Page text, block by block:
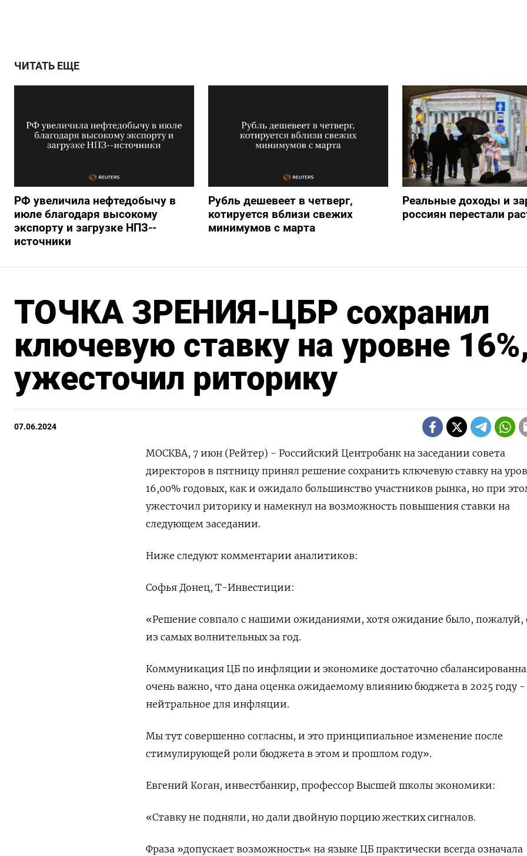
ЧИТАТЬ ЕЩЕ
РФ увеличила нефтедобычу в
июле благодаря высокому
экспорту и загрузке НПЗ--
источники
Рубль дешевеет в четверг,
котируется вблизи свежих
минимумов с марта
Реальные доходы и
россиян перестали
ТОЧКА ЗРЕНИЯ-ЦБР сохранил
ключевую ставку на уровне 16%,
ужесточил риторику
07.06.2024
МОСКВА, 7 июн (Рейтер) - Российский Центробанк на заседании совета
директоров в пятницу принял решение сохранить ключевую ставку на
16,00% годовых, как и ожидало большинство участников рынка, но при
ужесточил риторику и намекнул на возможность повышения ставки на
следующем заседании.
Ниже следуют комментарии аналитиков:
Софья Донец, Т-Инвестиции:
«Решение совпало с нашими ожиданиями, хотя ожидание было,
из самых волнительных за год.
Коммуникация ЦБ по инфляции и экономике достаточно
очень важно, что дана оценка ожидаемому влиянию бюджета в 2025 году -
нейтральное для инфляции.
Мы тут совершенно согласны, и это принципиальное изменение после
стимулирующей роли бюджета в этом и прошлом году».
Евгений Коган, инвестбанкир, профессор Высшей школы экономики:
«Ставку не подняли, но дали двойную порцию жестких сигналов.
Фраза »допускает возможность« на языке ЦБ практически всегда означала